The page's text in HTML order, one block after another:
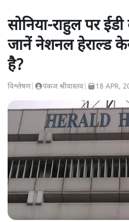
सोनिया-राहुल पर ईडी
जानें नेशनल हेराल्ड
है?
विश्लेषण| पंकज श्रीवास्तव 18 APR,